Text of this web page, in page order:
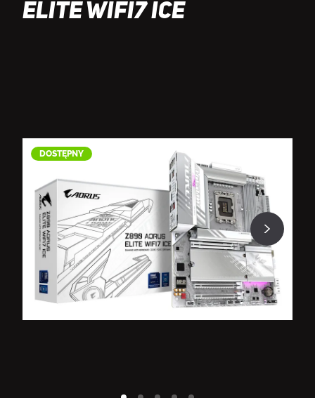
ELITE WIFI7 ICE
DOSTĘPNY